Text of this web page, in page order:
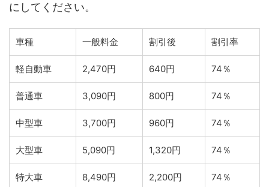
にしてください。
車種 一般料金 割引後 割引率
軽自動車 2,470円 640円 74％
普通車 3,090円 800円 74％
中型車 3,700円 960円 74％
大型車 5,090円 1,320円 74％
特大車 8,490円 2,200円 74％